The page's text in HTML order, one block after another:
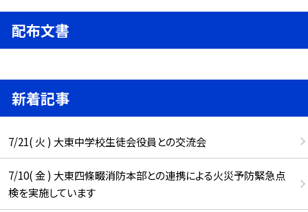
配布文書
新着記事
7/21( 火 ) 大東中学校生徒会役員との交流会
7/10( 金 ) 大東四條畷消防本部との連携による火災予防緊急点
検を実施しています